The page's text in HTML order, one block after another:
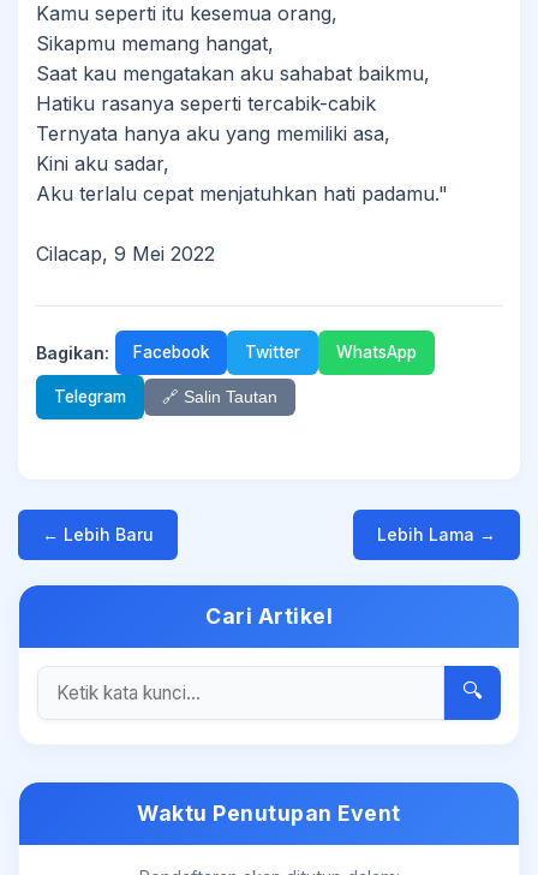
Kamu seperti itu kesemua orang,
Sikapmu memang hangat,
Saat kau mengatakan aku sahabat baikmu,
Hatiku rasanya seperti tercabik-cabik
Ternyata hanya aku yang memiliki asa,
Kini aku sadar,
Aku terlalu cepat menjatuhkan hati padamu."
Cilacap, 9 Mei 2022
Bagikan: Facebook Twitter WhatsApp
Telegram 🔗 Salin Tautan
← Lebih Baru Lebih Lama →
Cari Artikel
🔍
Waktu Penutupan Event